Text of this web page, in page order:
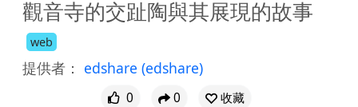
觀音寺的交趾陶與其展現的故事
web
提供者： edshare (edshare)
0 0
收藏